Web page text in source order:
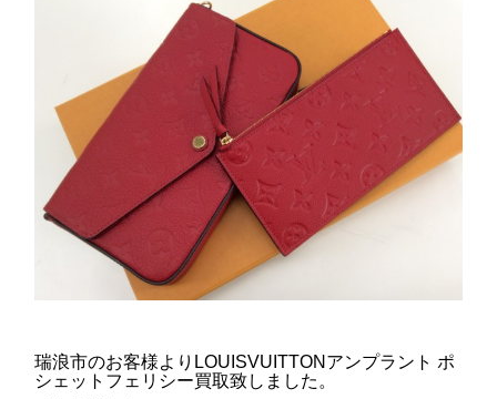
瑞浪市のお客様よりLOUISVUITTONアンプラント ポ
シェットフェリシー買取致しました。